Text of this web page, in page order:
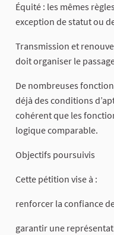
Équité : les mêmes
exception de statut ou
Transmission et
doit organiser le
De nombreuses
déjà des conditions
cohérent que les
logique comparable.
Objectifs poursuivis
Cette pétition vise à :
renforcer la confiance
garantir une